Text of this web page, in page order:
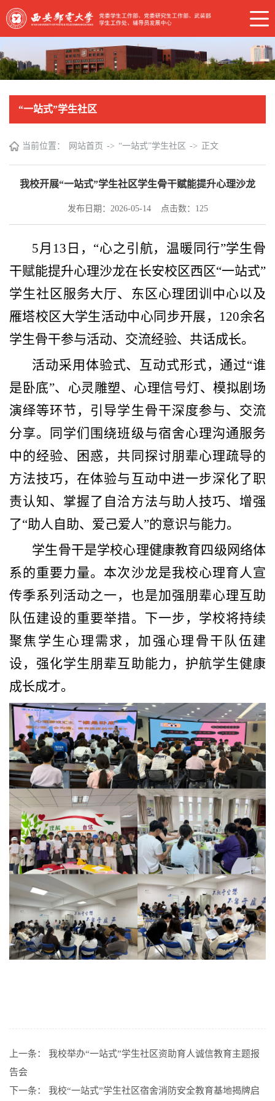
“一站式”学生社区
当前位置： 网站首页 -> “一站式”学生社区 -> 正文
我校开展“一站式”学生社区学生骨干赋能提升心理沙龙
发布日期：2026-05-14 点击数： 125
5月13日，“心之引航，温暖同行”学生骨
干赋能提升心理沙龙在长安校区西区“一站式”
学生社区服务大厅、东区心理团训中心以及
雁塔校区大学生活动中心同步开展，120余名
学生骨干参与活动、交流经验、共话成长。
活动采用体验式、互动式形式，通过“谁
是卧底”、心灵雕塑、心理信号灯、模拟剧场
演绎等环节，引导学生骨干深度参与、交流
分享。同学们围绕班级与宿舍心理沟通服务
中的经验、困惑，共同探讨朋辈心理疏导的
方法技巧，在体验与互动中进一步深化了职
责认知、掌握了自洽方法与助人技巧、增强
了“助人自助、爱己爱人”的意识与能力。
学生骨干是学校心理健康教育四级网络体
系的重要力量。本次沙龙是我校心理育人宣
传季系列活动之一，也是加强朋辈心理互助
队伍建设的重要举措。下一步，学校将持续
聚焦学生心理需求，加强心理骨干队伍建
设，强化学生朋辈互助能力，护航学生健康
成长成才。
上一条： 我校举办“一站式”学生社区资助育人诚信教育主题报
告会
下一条： 我校“一站式”学生社区宿舍消防安全教育基地揭牌启